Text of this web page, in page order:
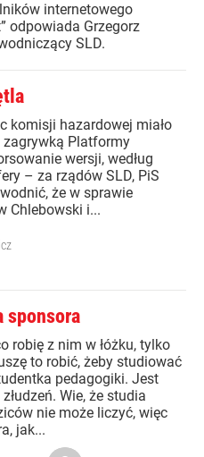
internetowego
odpowiada Grzegorz
SLD.
komisji hazardowej miało
Platformy
wersji, według
– za rządów SLD, PiS
że w sprawie
Chlebowski i...
sponsora
robię z nim w łóżku, tylko
to robić, żeby studiować
pedagogiki. Jest
Wie, że studia
nie może liczyć, więc
jak...